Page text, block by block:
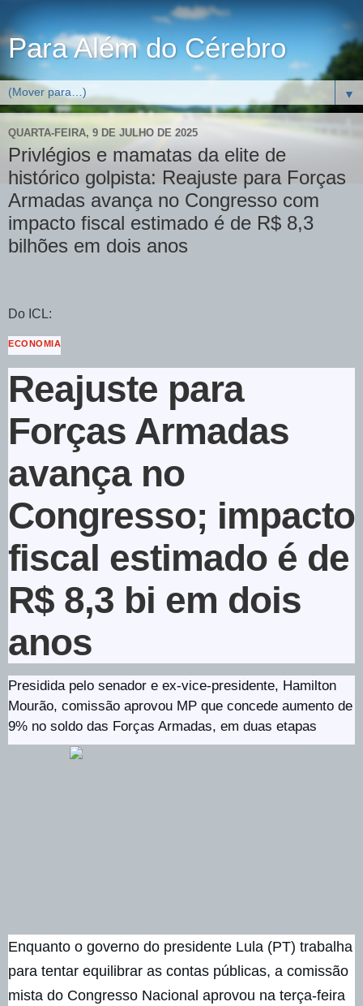
Para Além do Cérebro
▼
QUARTA-FEIRA, 9 DE JULHO DE 2025
Privlégios e mamatas da elite de
histórico golpista: Reajuste para Forças
Armadas avança no Congresso com
impacto fiscal estimado é de R$ 8,3
bilhões em dois anos
Do ICL:
ECONOMIA
Reajuste para
Forças Armadas
avança no
Congresso; impacto
fiscal estimado é de
R$ 8,3 bi em dois
anos
Presidida pelo senador e ex-vice-presidente, Hamilton
Mourão, comissão aprovou MP que concede aumento de
9% no soldo das Forças Armadas, em duas etapas
Enquanto o governo do presidente Lula (PT) trabalha
para tentar equilibrar as contas públicas, a comissão
mista do Congresso Nacional aprovou na terça-feira